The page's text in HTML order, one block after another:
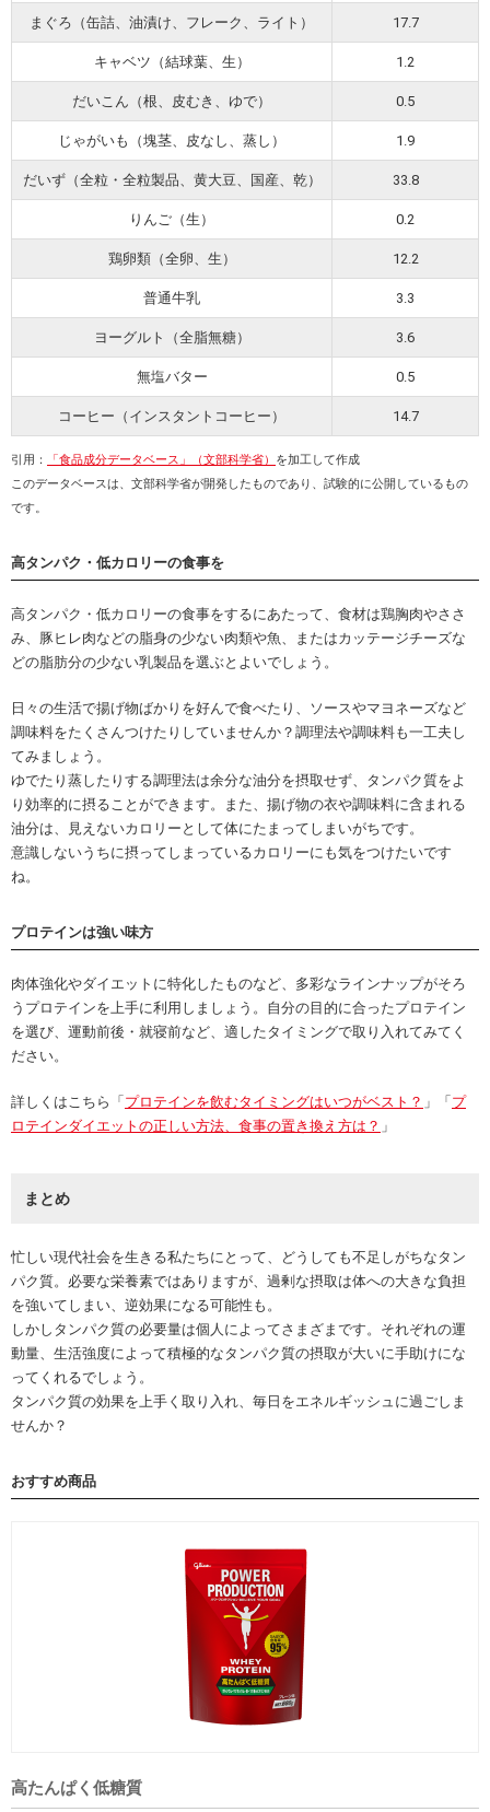
まぐろ（缶詰、油漬け、フレーク、ライト） 17.7
キャベツ（結球葉、生） 1.2
だいこん（根、皮むき、ゆで） 0.5
じゃがいも（塊茎、皮なし、蒸し） 1.9
だいず（全粒・全粒製品、黄大豆、国産、乾） 33.8
りんご（生） 0.2
鶏卵類（全卵、生） 12.2
普通牛乳 3.3
ヨーグルト（全脂無糖） 3.6
無塩バター 0.5
コーヒー（インスタントコーヒー） 14.7
引用： 「食品成分データベース」（文部科学省） を加工して作成
このデータベースは、文部科学省が開発したものであり、試験的に公開しているもの
です。
高タンパク・低カロリーの食事を
高タンパク・低カロリーの食事をするにあたって、食材は鶏胸肉やささ
み、豚ヒレ肉などの脂身の少ない肉類や魚、またはカッテージチーズな
どの脂肪分の少ない乳製品を選ぶとよいでしょう。
日々の生活で揚げ物ばかりを好んで食べたり、ソースやマヨネーズなど
調味料をたくさんつけたりしていませんか？調理法や調味料も一工夫し
てみましょう。
ゆでたり蒸したりする調理法は余分な油分を摂取せず、タンパク質をよ
り効率的に摂ることができます。また、揚げ物の衣や調味料に含まれる
油分は、見えないカロリーとして体にたまってしまいがちです。
意識しないうちに摂ってしまっているカロリーにも気をつけたいです
ね。
プロテインは強い味方
肉体強化やダイエットに特化したものなど、多彩なラインナップがそろ
うプロテインを上手に利用しましょう。自分の目的に合ったプロテイン
を選び、運動前後・就寝前など、適したタイミングで取り入れてみてく
ださい。
詳しくはこちら「 プロテインを飲むタイミングはいつがベスト？ 」「 プ
ロテインダイエットの正しい方法、食事の置き換え方は？ 」
まとめ
忙しい現代社会を生きる私たちにとって、どうしても不足しがちなタン
パク質。必要な栄養素ではありますが、過剰な摂取は体への大きな負担
を強いてしまい、逆効果になる可能性も。
しかしタンパク質の必要量は個人によってさまざまです。それぞれの運
動量、生活強度によって積極的なタンパク質の摂取が大いに手助けにな
ってくれるでしょう。
タンパク質の効果を上手く取り入れ、毎日をエネルギッシュに過ごしま
せんか？
おすすめ商品
高たんぱく低糖質